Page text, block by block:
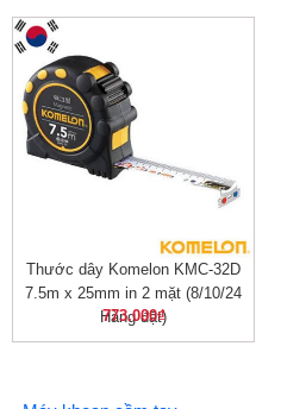
Thước dây Komelon KMC-32D
7.5m x 25mm in 2 mặt (8/10/24
Hàng đặt)
773.000₫